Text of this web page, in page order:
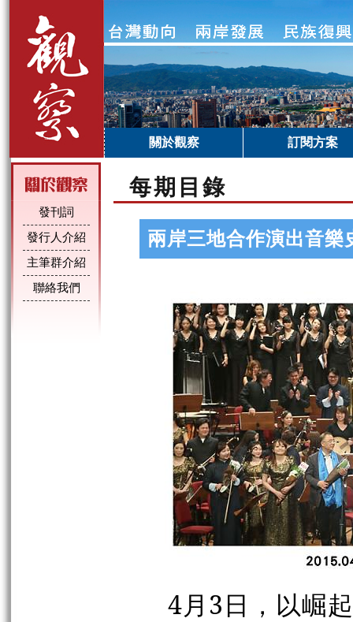
關於觀察 訂閱方案
發刊詞
發行人介紹
主筆群介紹
聯絡我們
每期目錄
兩岸三地合作演出音樂
4月3日，以崛